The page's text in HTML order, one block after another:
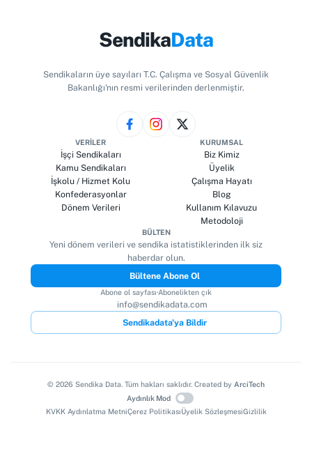
SendikaData
Sendikaların üye sayıları T.C. Çalışma ve Sosyal Güvenlik
Bakanlığı'nın resmi verilerinden derlenmiştir.
VERILER
İşçi Sendikaları
Kamu Sendikaları
İşkolu / Hizmet Kolu
Konfederasyonlar
Dönem Verileri
KURUMSAL
Biz Kimiz
Üyelik
Çalışma Hayatı
Blog
Kullanım Kılavuzu
Metodoloji
BÜLTEN
Yeni dönem verileri ve sendika istatistiklerinden ilk siz
haberdar olun.
Bültene Abone Ol
Abone ol sayfası·Abonelikten çık
info@sendikadata.com
Sendikadata'ya Bildir
© 2026 Sendika Data. Tüm hakları saklıdır. Created by ArciTech
Aydınlık Mod
KVKK Aydınlatma MetniÇerez PolitikasıÜyelik SözleşmesiGizlilik